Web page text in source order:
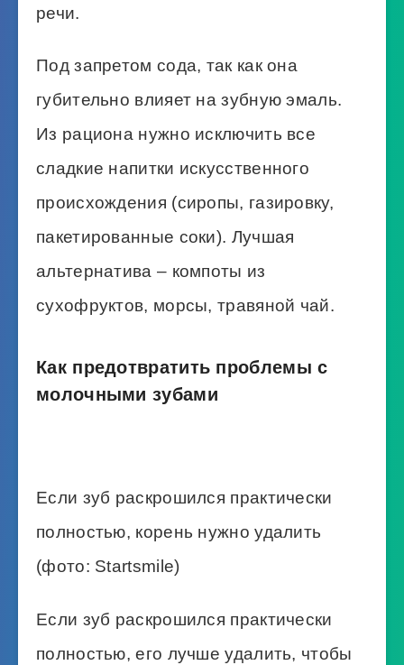
речи.
Под запретом сода, так как она
губительно влияет на зубную эмаль.
Из рациона нужно исключить все
сладкие напитки искусственного
происхождения (сиропы, газировку,
пакетированные соки). Лучшая
альтернатива – компоты из
сухофруктов, морсы, травяной чай.
Как предотвратить проблемы с
молочными зубами
Если зуб раскрошился практически
полностью, корень нужно удалить
(фото: Startsmile)
Если зуб раскрошился практически
полностью, его лучше удалить, чтобы